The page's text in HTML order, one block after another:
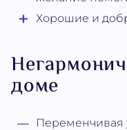
Хорошие и
доме
Переменчивая